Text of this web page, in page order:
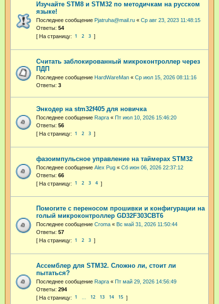
Изучайте STM8 и STM32 по методичкам на русском
языке!
Последнее сообщение Pjatruha@mail.ru « Ср авг 23, 2023 11:48:15
Ответы: 54
1 2 3
Считать заблокированный микроконтроллер через
ПДП
Последнее сообщение HardWareMan « Ср июл 15, 2026 08:11:16
Ответы: 3
Энкодер на stm32f405 для новичка
Последнее сообщение Rapra « Пт июл 10, 2026 15:46:20
Ответы: 56
1 2 3
фазоимпульсное управление на таймерах STM32
Последнее сообщение Alex Pug « Сб июн 06, 2026 22:37:12
Ответы: 66
1 2 3 4
Помогите с переносом прошивки и конфигурации на
голый микроконтроллер GD32F303CBT6
Последнее сообщение Croma « Вс май 31, 2026 11:50:44
Ответы: 57
1 2 3
Ассемблер для STM32. Сложно ли, стоит ли
пытаться?
Последнее сообщение Rapra « Пт май 29, 2026 14:56:49
Ответы: 294
1 12 13 14 15